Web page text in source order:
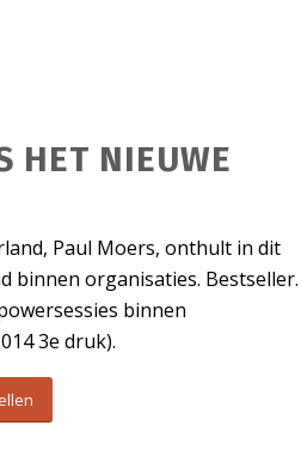
HET NIEUWE
Paul Moers, onthult in dit
binnen organisaties. Bestseller.
binnen
3e druk).